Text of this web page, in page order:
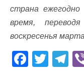
страна
время,
воскресенья
F T T